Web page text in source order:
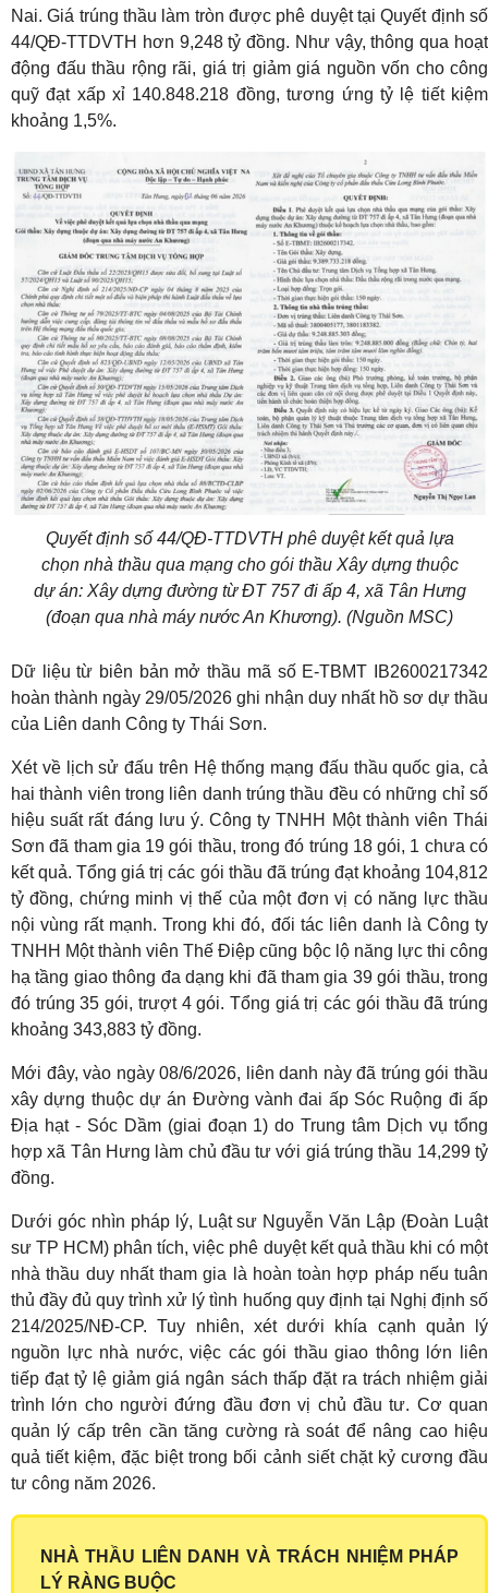
Nai. Giá trúng thầu làm tròn được phê duyệt tại Quyết định số
44/QĐ-TTDVTH hơn 9,248 tỷ đồng. Như vậy, thông qua hoạt
động đấu thầu rộng rãi, giá trị giảm giá nguồn vốn cho công
quỹ đạt xấp xỉ 140.848.218 đồng, tương ứng tỷ lệ tiết kiệm
khoảng 1,5%.
Quyết định số 44/QĐ-TTDVTH phê duyệt kết quả lựa
chọn nhà thầu qua mạng cho gói thầu Xây dựng thuộc
dự án: Xây dựng đường từ ĐT 757 đi ấp 4, xã Tân Hưng
(đoạn qua nhà máy nước An Khương). (Nguồn MSC)
Dữ liệu từ biên bản mở thầu mã số E-TBMT IB2600217342
hoàn thành ngày 29/05/2026 ghi nhận duy nhất hồ sơ dự thầu
của Liên danh Công ty Thái Sơn.
Xét về lịch sử đấu trên Hệ thống mạng đấu thầu quốc gia, cả
hai thành viên trong liên danh trúng thầu đều có những chỉ số
hiệu suất rất đáng lưu ý. Công ty TNHH Một thành viên Thái
Sơn đã tham gia 19 gói thầu, trong đó trúng 18 gói, 1 chưa có
kết quả. Tổng giá trị các gói thầu đã trúng đạt khoảng 104,812
tỷ đồng, chứng minh vị thế của một đơn vị có năng lực thầu
nội vùng rất mạnh. Trong khi đó, đối tác liên danh là Công ty
TNHH Một thành viên Thế Điệp cũng bộc lộ năng lực thi công
hạ tầng giao thông đa dạng khi đã tham gia 39 gói thầu, trong
đó trúng 35 gói, trượt 4 gói. Tổng giá trị các gói thầu đã trúng
khoảng 343,883 tỷ đồng.
Mới đây, vào ngày 08/6/2026, liên danh này đã trúng gói thầu
xây dựng thuộc dự án Đường vành đai ấp Sóc Ruộng đi ấp
Địa hạt - Sóc Dầm (giai đoạn 1) do Trung tâm Dịch vụ tổng
hợp xã Tân Hưng làm chủ đầu tư với giá trúng thầu 14,299 tỷ
đồng.
Dưới góc nhìn pháp lý, Luật sư Nguyễn Văn Lập (Đoàn Luật
sư TP HCM) phân tích, việc phê duyệt kết quả thầu khi có một
nhà thầu duy nhất tham gia là hoàn toàn hợp pháp nếu tuân
thủ đầy đủ quy trình xử lý tình huống quy định tại Nghị định số
214/2025/NĐ-CP. Tuy nhiên, xét dưới khía cạnh quản lý
nguồn lực nhà nước, việc các gói thầu giao thông lớn liên
tiếp đạt tỷ lệ giảm giá ngân sách thấp đặt ra trách nhiệm giải
trình lớn cho người đứng đầu đơn vị chủ đầu tư. Cơ quan
quản lý cấp trên cần tăng cường rà soát để nâng cao hiệu
quả tiết kiệm, đặc biệt trong bối cảnh siết chặt kỷ cương đầu
tư công năm 2026.
NHÀ THẦU LIÊN DANH VÀ TRÁCH NHIỆM PHÁP
LÝ RÀNG BUỘC